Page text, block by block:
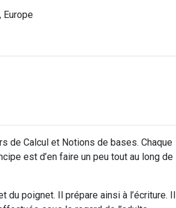
Europe
de Calcul et Notions de bases. Chaque
est d’en faire un peu tout au long de
poignet. Il prépare ainsi à l’écriture. Il